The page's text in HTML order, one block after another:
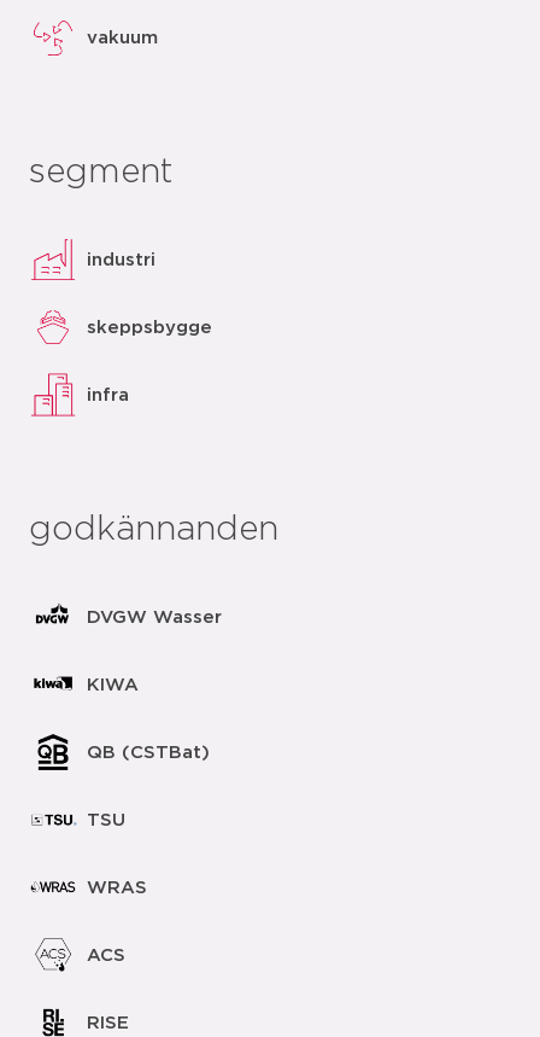
vakuum
segment
industri
skeppsbygge
infra
godkännanden
DVGW Wasser
KIWA
QB (CSTBat)
TSU
WRAS
ACS
RISE